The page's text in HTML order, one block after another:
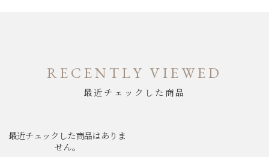
RECENTLY VIEWED
最近チェックした商品
最近チェックした商品はありま
せん。